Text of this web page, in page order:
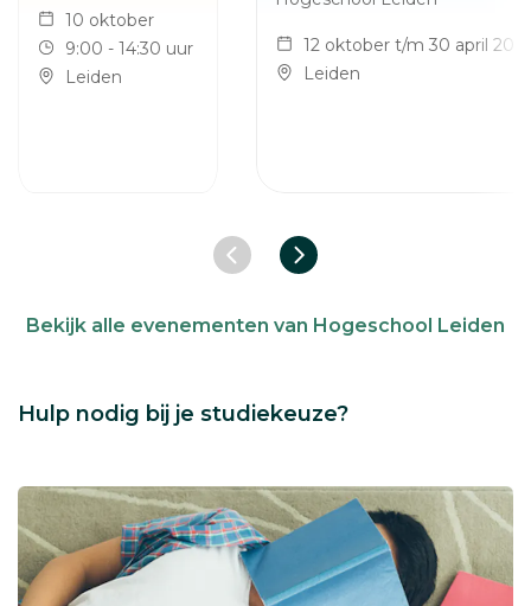
10 oktober
9:00 - 14:30 uur
Leiden
12 oktober t/m 30 april
Leiden
Bekijk alle evenementen van Hogeschool Leiden
Vorige slideVolgende slide
Hulp nodig bij je studiekeuze?